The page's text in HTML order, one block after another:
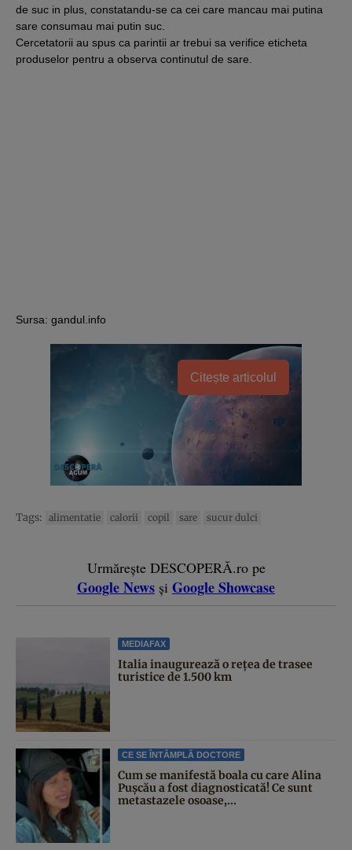
de suc in plus, constatandu-se ca cei care mancau mai putina
sare consumau mai putin suc.
Cercetatorii au spus ca parintii ar trebui sa verifice eticheta
produselor pentru a observa continutul de sare.
Sursa: gandul.info
Citește articolul
Tags: alimentatie calorii copil sare sucur dulci
Urmărește DESCOPERĂ.ro pe
Google News și Google Showcase
MEDIAFAX
Italia inaugurează o rețea de trasee
turistice de 1.500 km
CE SE ÎNTÂMPLĂ DOCTORE
Cum se manifestă boala cu care Alina
Pușcău a fost diagnosticată! Ce sunt
metastazele osoase,...